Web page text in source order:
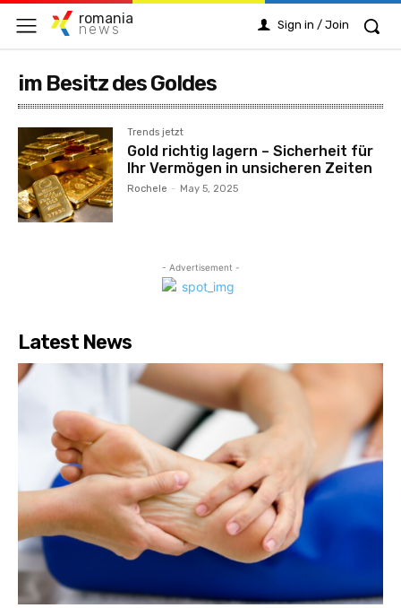
romania
news Sign in / Join
im Besitz des Goldes
Trends jetzt
Gold richtig lagern – Sicherheit für
Ihr Vermögen in unsicheren Zeiten
Rochele - May 5, 2025
- Advertisement -
Latest News